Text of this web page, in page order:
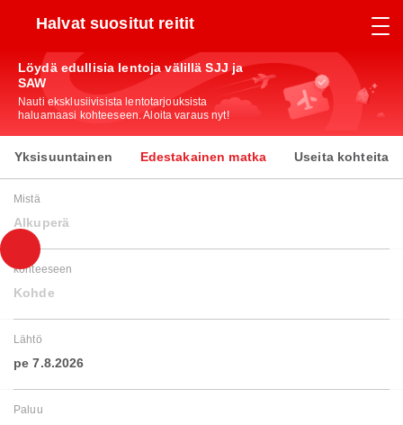
Halvat suositut reitit
Löydä edullisia lentoja välillä SJJ ja
SAW
Nauti eksklusiivisista lentotarjouksista
haluamaasi kohteeseen. Aloita varaus nyt!
Yksisuuntainen Edestakainen matka Useita kohteita
Mistä
Alkuperä
kohteeseen
Kohde
Lähtö
pe 7.8.2026
Paluu